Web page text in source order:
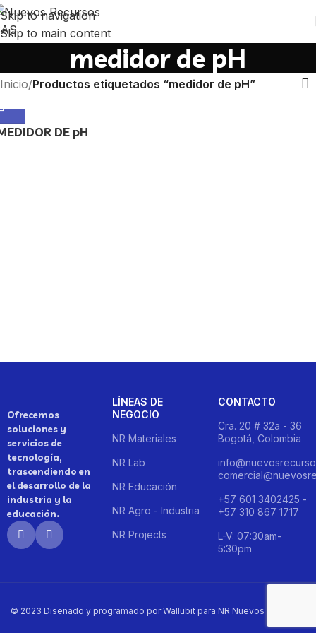
Skip to navigation
Skip to main content
medidor de pH
Inicio/Productos etiquetados “medidor de pH”
DE pH
Ofrecemos
soluciones y
servicios de
tecnología,
trascendiendo en
el desarrollo de la
industria y la
educación.
LÍNEAS DE
NEGOCIO
NR Materiales
NR Lab
NR Educación
NR Agro - Industria
NR Projects
CONTACTO
Cra. 20 # 32a - 36
Bogotá, Colombia
+57 601 3402425 -
+57 310 867 1717
L-V: 07:30am-
5:30pm
© 2023 Diseñado y programado por Wallubit para NR Nuevos Recursos